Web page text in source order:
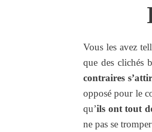
Vous les avez
que des clichés
contraires
opposé pour le
qu’ils ont tout
ne pas se